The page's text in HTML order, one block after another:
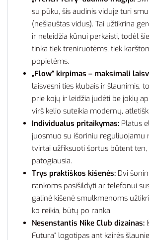
su pūku, šis audinis viduje turi
(nešiauštas vidus). Tai užtikrina
ir neleidžia kūnui perkaisti, todėl
tinka tiek treniruotėms, tiek
popietėms.
„Flow“ kirpimas – maksimali
laisvesni ties klubais ir šlaunimis,
prie kojų ir leidžia judėti be jokių
virš kelio suteikia modernų,
Individualus pritaikymas: Platus
juosmuo su išoriniu reguliuojamu
tvirtai užfiksuoti šortus būtent ten,
patogiausia.
Trys praktiškos kišenės: Dvi
rankoms pasišildyti ar telefonui
galinė kišenė smulkmenoms
ko reikia, būtų po ranka.
Nesenstantis Nike Club dizainas:
Futura“ logotipas ant kairės